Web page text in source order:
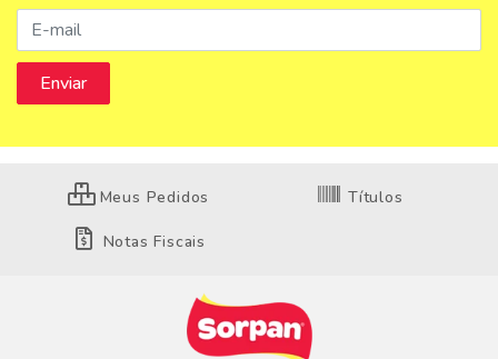
Meus Pedidos Títulos
Notas Fiscais